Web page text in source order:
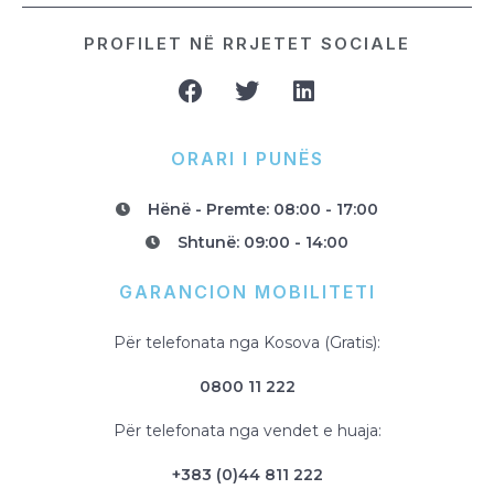
PROFILET NË RRJETET SOCIALE
ORARI I PUNËS
Hënë - Premte: 08:00 - 17:00
Shtunë: 09:00 - 14:00
GARANCION MOBILITETI
Për telefonata nga Kosova (Gratis):
0800 11 222
Për telefonata nga vendet e huaja:
+383 (0)44 811 222